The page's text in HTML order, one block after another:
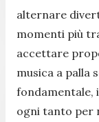
alternare
momenti più
accettare
musica a palla
fondamentale,
ogni tanto per